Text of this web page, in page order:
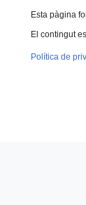
Esta pàgina
El contingut
Política de